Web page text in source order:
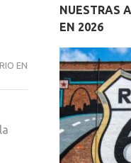
ENTODO
NUESTRAS
EN 2026